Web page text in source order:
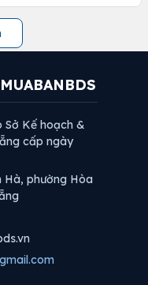
Sở Kế hoạch &
cấp ngày
Hà, phường Hòa